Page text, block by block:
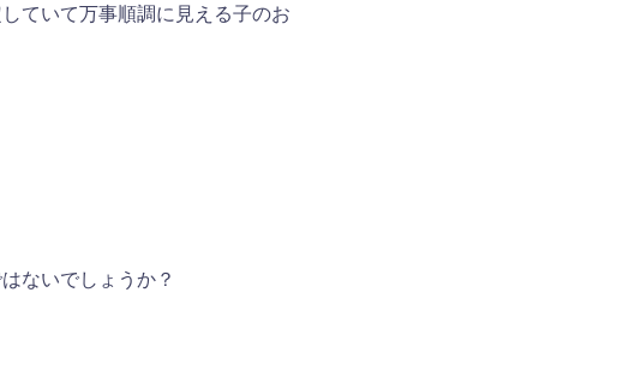
ていて万事順調に見える子のお
ないでしょうか？